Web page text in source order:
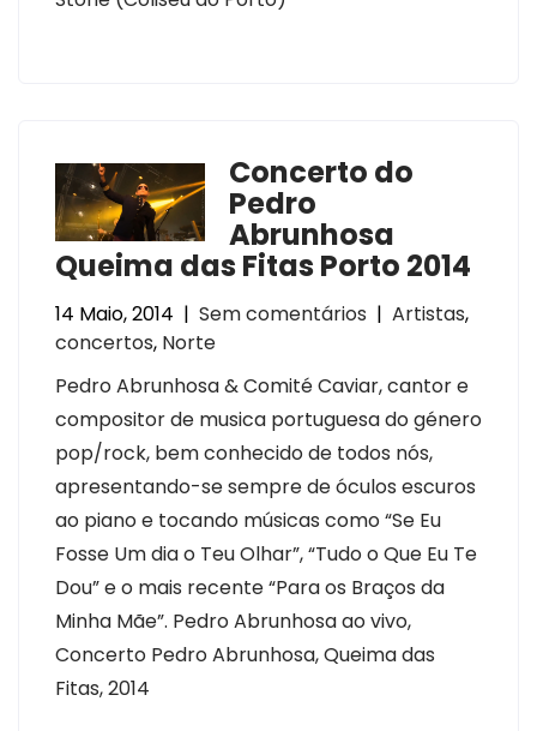
Concerto do
Pedro
Abrunhosa
Queima das Fitas Porto 2014
14 Maio, 2014 | Sem comentários | Artistas,
concertos, Norte
Pedro Abrunhosa & Comité Caviar, cantor e
compositor de musica portuguesa do género
pop/rock, bem conhecido de todos nós,
apresentando-se sempre de óculos escuros
ao piano e tocando músicas como “Se Eu
Fosse Um dia o Teu Olhar”, “Tudo o Que Eu Te
Dou” e o mais recente “Para os Braços da
Minha Mãe”. Pedro Abrunhosa ao vivo,
Concerto Pedro Abrunhosa, Queima das
Fitas, 2014